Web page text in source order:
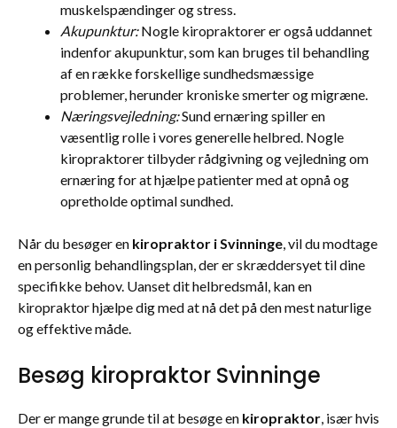
muskelspændinger og stress.
Akupunktur:Nogle kiropraktorer er også uddannet
indenfor akupunktur, som kan bruges til behandling
af en række forskellige sundhedsmæssige
problemer, herunder kroniske smerter og migræne.
Næringsvejledning:Sund ernæring spiller en
væsentlig rolle i vores generelle helbred. Nogle
kiropraktorer tilbyder rådgivning og vejledning om
ernæring for at hjælpe patienter med at opnå og
opretholde optimal sundhed.
Når du besøger en kiropraktor i Svinninge, vil du modtage
en personlig behandlingsplan, der er skræddersyet til dine
specifikke behov. Uanset dit helbredsmål, kan en
kiropraktor hjælpe dig med at nå det på den mest naturlige
og effektive måde.
Besøg kiropraktor Svinninge
Der er mange grunde til at besøge en kiropraktor, især hvis